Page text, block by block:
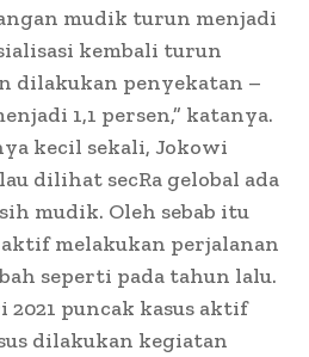
mudik turun menjadi
kembali turun
dilakukan penyekatan –
1,1 persen,” katanya.
kecil sekali, Jokowi
dilihat secRa gelobal ada
mudik. Oleh sebab itu
melakukan perjalanan
seperti pada tahun lalu.
2021 puncak kasus aktif
dilakukan kegiatan